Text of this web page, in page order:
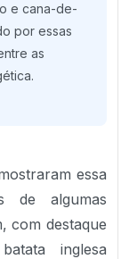
e cana-de-
por essas
as
essa
de algumas
com destaque
inglesa